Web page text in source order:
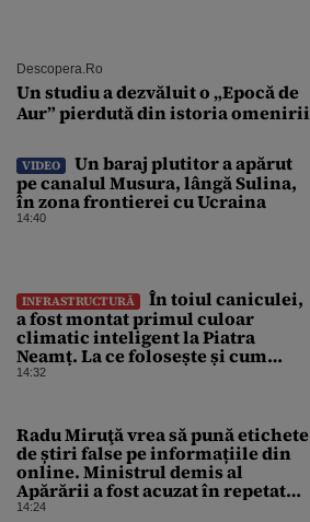
Descopera.ro
Un studiu a dezvăluit o „Epocă de
Aur” pierdută din istoria omenirii
VIDEO
Un baraj plutitor a apărut
pe canalul Musura, lângă Sulina,
în zona frontierei cu Ucraina
14:40
INFRASTRUCTURĂ
În toiul caniculei,
a fost montat primul culoar
climatic inteligent la Piatra
Neamț. La ce folosește și cum
arată
14:32
Radu Miruţă vrea să pună etichete
de știri false pe informațiile din
online. Ministrul demis al
Apărării a fost acuzat în repetate
rânduri că răspândeşte el însuși
14:24